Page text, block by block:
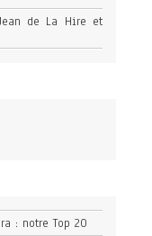
de La Hire et
: notre Top 20